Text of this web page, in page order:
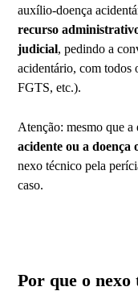
auxílio-doença
recurso
judicial, pedindo a
acidentário, com todos
FGTS, etc.).
Atenção: mesmo que a
acidente ou a doença
nexo técnico pela
caso.
Por que o